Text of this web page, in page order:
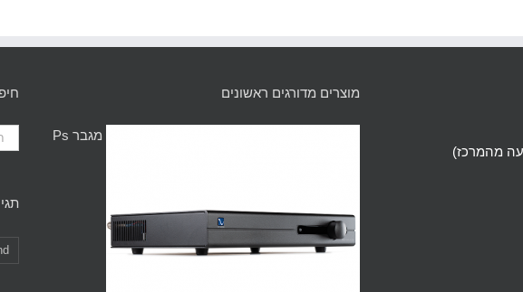
מוצרים מדורגים ראשונים
מגבר Ps